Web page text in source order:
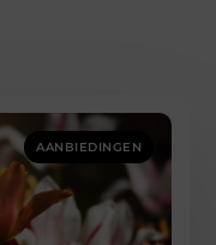
AANBIEDINGEN